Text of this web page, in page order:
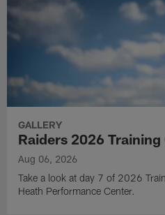
GALLERY
Raiders 2026 Training
Aug 06, 2026
Take a look at day 7 of 2026
Heath Performance Center.